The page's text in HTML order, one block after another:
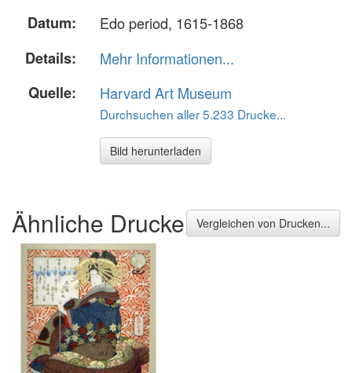
Datum:
Edo period, 1615-1868
Details:
Mehr Informationen...
Quelle:
Harvard Art Museum
Durchsuchen aller 5.233 Drucke...
Bild herunterladen
Ähnliche Drucke Vergleichen von Drucken...